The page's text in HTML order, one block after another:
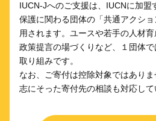
IUCN-Jへのご支援は、IUCNに加盟
保護に関わる団体の「共通アクシ
用されます。ユースや若手の人材
政策提言の場づくりなど、１団体
取り組みです。
なお、ご寄付は控除対象ではあり
志にそった寄付先の相談も対応して